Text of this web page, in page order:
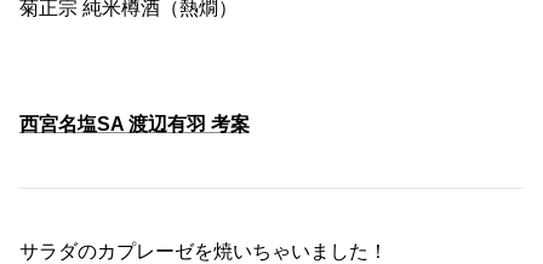
菊正宗 純米樽酒（熱燗）
西宮名塩SA 渡辺有羽 考案
サラダのカプレーゼを焼いちゃいました！